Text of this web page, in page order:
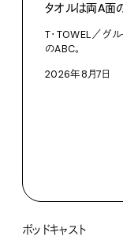
タオルは両A面
T・TOWEL／グル
のABC。
2026年8月7日
ポッドキャスト